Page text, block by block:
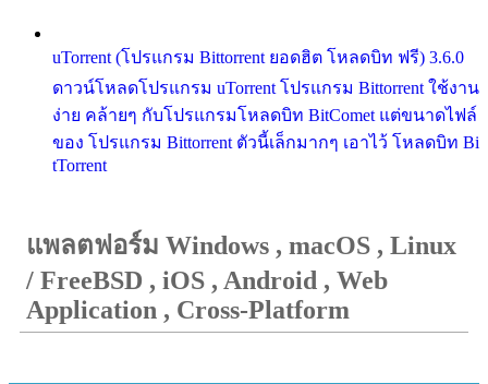
uTorrent (โปรแกรม Bittorrent ยอดฮิต โหลดบิท ฟรี) 3.6.0
ดาวน์โหลดโปรแกรม uTorrent โปรแกรม Bittorrent ใช้งาน
ง่าย คล้ายๆ กับโปรแกรมโหลดบิท BitComet แต่ขนาดไฟล์
ของ โปรแกรม Bittorrent ตัวนี้เล็กมากๆ เอาไว้ โหลดบิท Bi
tTorrent
แพลตฟอร์ม Windows , macOS , Linux
/ FreeBSD , iOS , Android , Web
Application , Cross-Platform